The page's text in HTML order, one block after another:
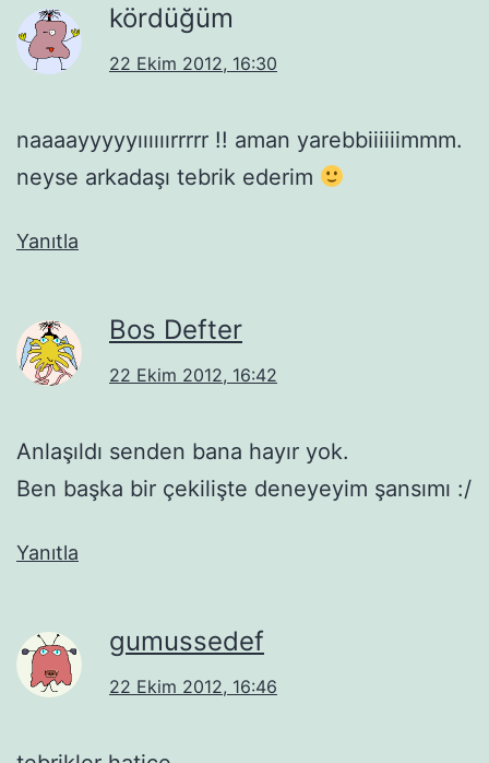
kördüğüm
22 Ekim 2012, 16:30
naaaayyyyyıııııırrrrr !! aman yarebbiiiiiimmm.
neyse arkadaşı tebrik ederim
Yanıtla
Bos Defter
22 Ekim 2012, 16:42
Anlaşıldı senden bana hayır yok.
Ben başka bir çekilişte deneyeyim şansımı :/
Yanıtla
gumussedef
22 Ekim 2012, 16:46